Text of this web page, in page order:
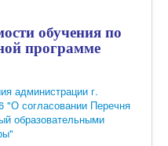
обучения по
программе
администрации г.
"О согласовании Перечня
образовательными